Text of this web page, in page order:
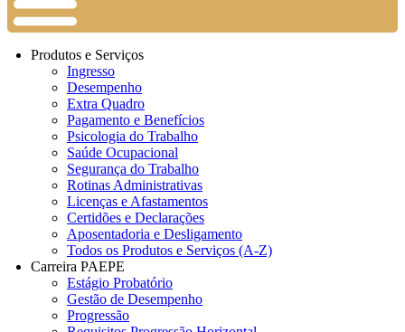
Produtos e Serviços
Ingresso
Desempenho
Extra Quadro
Pagamento e Benefícios
Psicologia do Trabalho
Saúde Ocupacional
Segurança do Trabalho
Rotinas Administrativas
Licenças e Afastamentos
Certidões e Declarações
Aposentadoria e Desligamento
Todos os Produtos e Serviços (A-Z)
Carreira PAEPE
Estágio Probatório
Gestão de Desempenho
Progressão